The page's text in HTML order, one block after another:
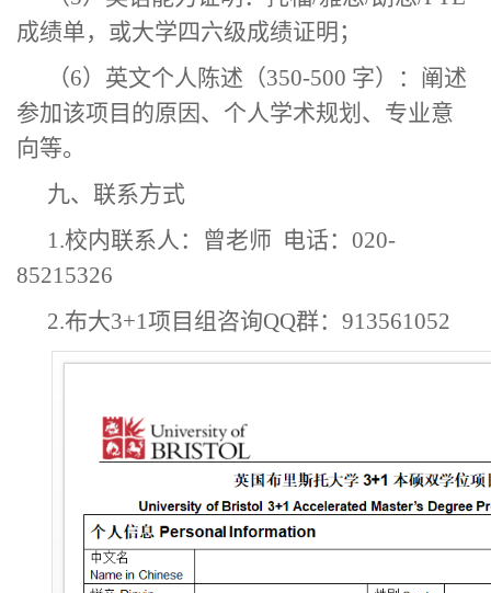
成绩单，或大学四六级成绩证明；
（6）英文个人陈述（350-500 字）：阐述
参加该项目的原因、个人学术规划、专业意
向等。
九、联系方式
1.校内联系人：曾老师 电话：020-
85215326
2.布大3+1项目组 咨询QQ群： 913561052